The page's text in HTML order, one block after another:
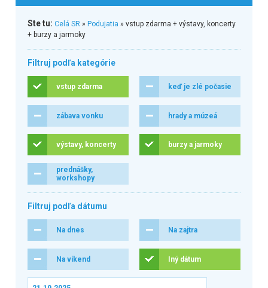
Ste tu: Celá SR» Podujatia » vstup zdarma + výstavy, koncerty
+ burzy a jarmoky
Filtruj podľa kategórie
vstup zdarma keď je zlé počasie
zábava vonku hrady a múzeá
výstavy, koncerty burzy a jarmoky
prednášky,
workshopy
Filtruj podľa dátumu
Na dnes Na zajtra
Na víkend Iný dátum